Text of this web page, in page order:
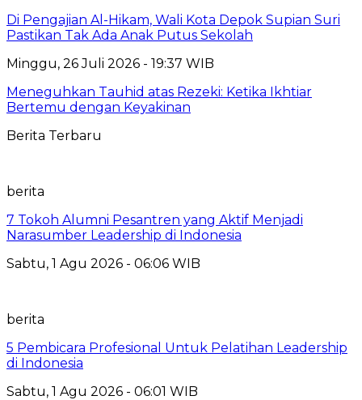
Di Pengajian Al-Hikam, Wali Kota Depok Supian Suri
Pastikan Tak Ada Anak Putus Sekolah
Minggu, 26 Juli 2026 - 19:37 WIB
Meneguhkan Tauhid atas Rezeki: Ketika Ikhtiar
Bertemu dengan Keyakinan
Berita Terbaru
berita
7 Tokoh Alumni Pesantren yang Aktif Menjadi
Narasumber Leadership di Indonesia
Sabtu, 1 Agu 2026 - 06:06 WIB
berita
5 Pembicara Profesional Untuk Pelatihan Leadership
di Indonesia
Sabtu, 1 Agu 2026 - 06:01 WIB